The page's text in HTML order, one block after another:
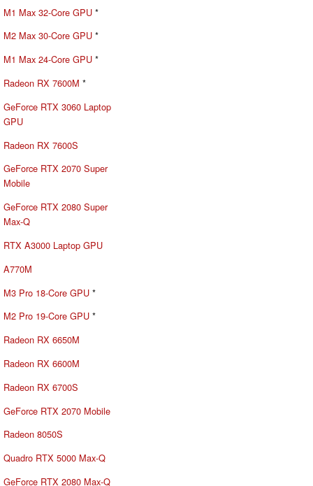
M1 Max 32-Core GPU *
M2 Max 30-Core GPU *
M1 Max 24-Core GPU *
Radeon RX 7600M *
GeForce RTX 3060 Laptop
GPU
Radeon RX 7600S
GeForce RTX 2070 Super
Mobile
GeForce RTX 2080 Super
Max-Q
RTX A3000 Laptop GPU
A770M
M3 Pro 18-Core GPU *
M2 Pro 19-Core GPU *
Radeon RX 6650M
Radeon RX 6600M
Radeon RX 6700S
GeForce RTX 2070 Mobile
Radeon 8050S
Quadro RTX 5000 Max-Q
GeForce RTX 2080 Max-Q